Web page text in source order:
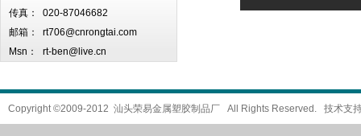
传真：
020-87046682
邮箱：
rt706@cnrongtai.com
Msn：
rt-ben@live.cn
Copyright ©2009-2012 汕头荣易金属塑胶制品厂 All Rights Reserved. 技术支